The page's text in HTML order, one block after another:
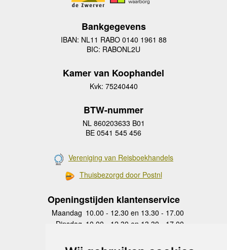
Bankgegevens
IBAN: NL11 RABO 0140 1961 88
BIC: RABONL2U
Kamer van Koophandel
Kvk: 75240440
BTW-nummer
NL 860203633 B01
BE 0541 545 456
Vereniging van Reisboekhandels
Thuisbezorgd door Postnl
Openingstijden klantenservice
Maandag 10.00 - 12.30 en 13.30 - 17.00
Dinsdag 10.00 - 12.30 en 13.30 - 17.00
Donderdag
10.00 - 12.30 en 13.30 - 17.00